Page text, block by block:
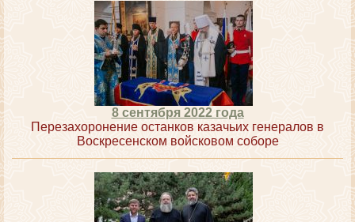
8 сентября 2022 года
Перезахоронение останков казачьих генералов в
Воскресенском войсковом соборе